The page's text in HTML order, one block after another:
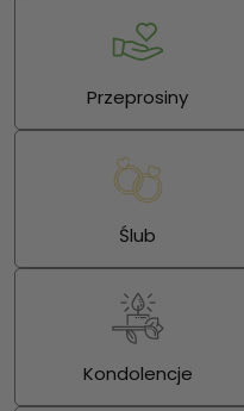
Przeprosiny
Ślub
Kondolencje